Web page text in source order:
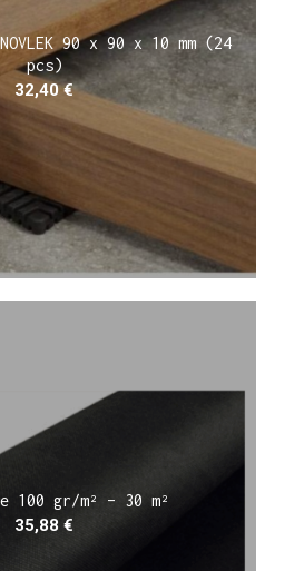
90 x 90 x 10 mm (24
pcs)
32,40€
100 gr/m² – 30 m²
35,88€